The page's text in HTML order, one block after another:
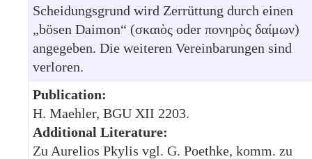
Scheidungsgrund wird Zerrüttung durch einen
„bösen Daimon“ (σκαιὸς oder πονηρὸς δαίμων)
angegeben. Die weiteren Vereinbarungen sind
verloren.
Publication:
H. Maehler, BGU XII 2203.
Additional Literature:
Zu Aurelios Pkylis vgl. G. Poethke, komm. zu